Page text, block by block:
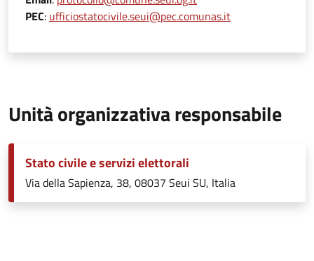
PEC: ufficiostatocivile.seui@pec.comunas.it
Unità organizzativa responsabile
Stato civile e servizi elettorali
Via della Sapienza, 38, 08037 Seui SU, Italia